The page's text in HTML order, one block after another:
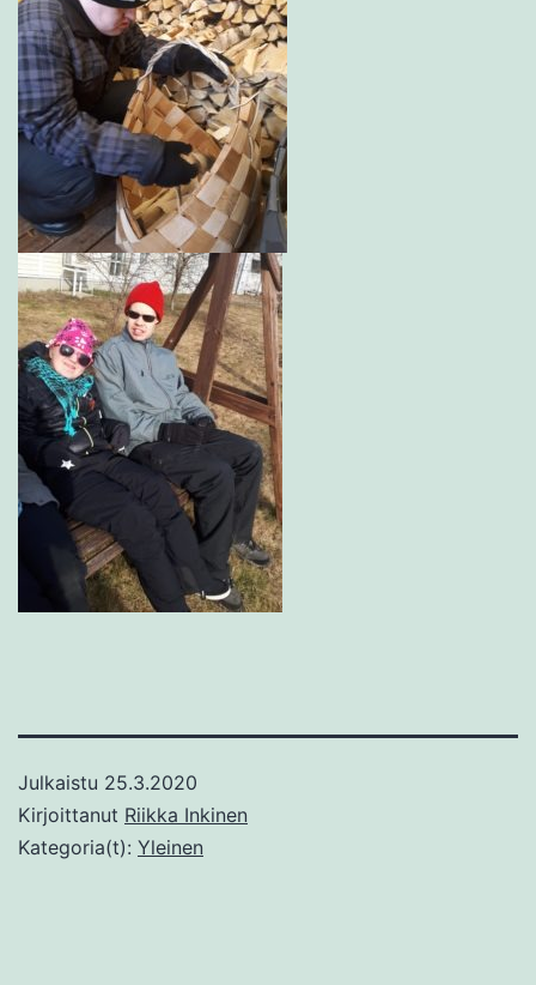
Julkaistu 25.3.2020
Kirjoittanut Riikka Inkinen
Kategoria(t): Yleinen